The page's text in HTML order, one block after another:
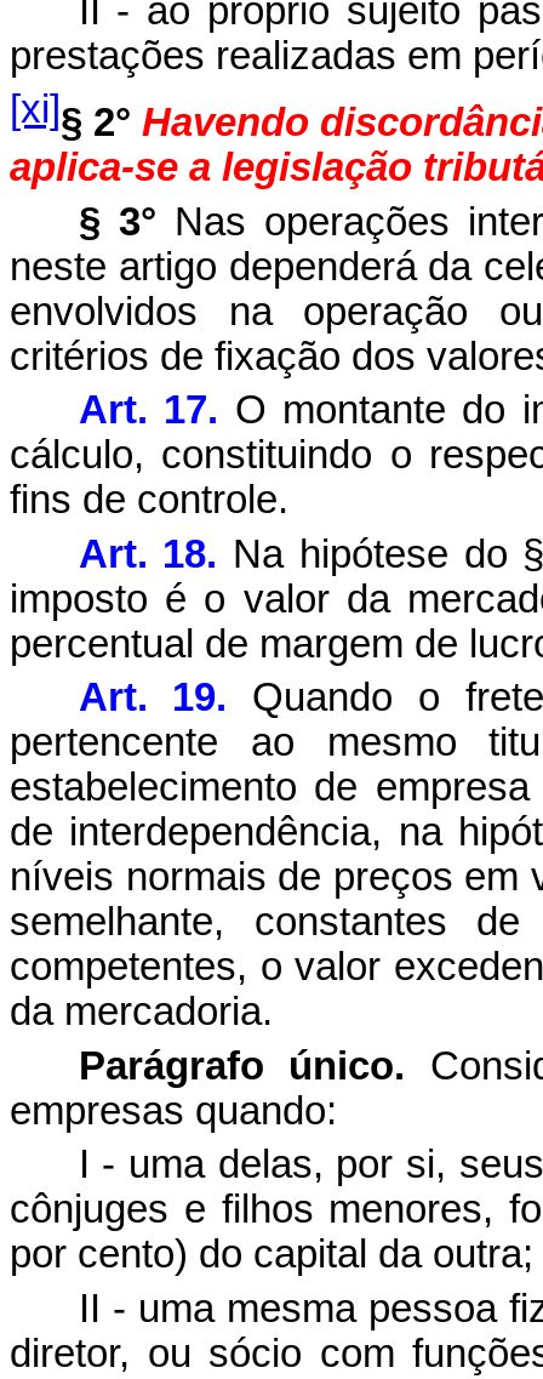
II - ao próprio sujeito
prestações realizadas em
[xi]§ 2° Havendo
aplica-se a legislação
§ 3° Nas operações
neste artigo dependerá da
envolvidos na operação
critérios de fixação dos
Art. 17. O montante do
cálculo, constituindo o
fins de controle.
Art. 18. Na hipótese do
imposto é o valor da
percentual de margem de
Art. 19. Quando o
pertencente ao mesmo
estabelecimento de
de interdependência, na
níveis normais de preços em
semelhante, constantes
competentes, o valor
da mercadoria.
Parágrafo único.
empresas quando:
I - uma delas, por si,
cônjuges e filhos menores,
por cento) do capital da outra;
II - uma mesma pessoa
diretor, ou sócio com